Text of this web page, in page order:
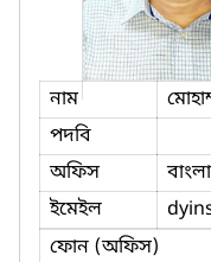
নাম
পদবি
অফিস
ইমেইল
ফোন (অফিস)